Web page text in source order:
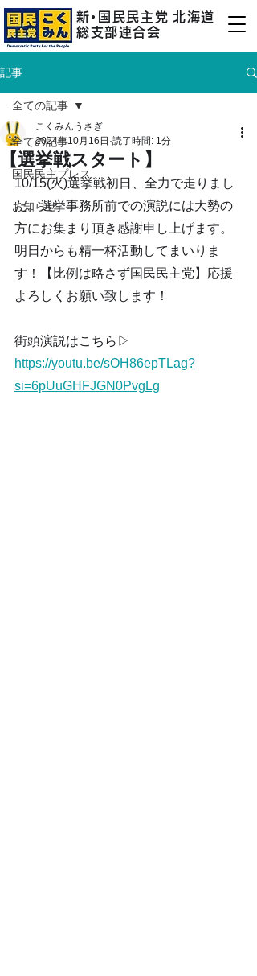
新・ 国民民主 党 北海道
総支部連合会
記事
全ての記事
国民民主プレス
お知らせ
全ての記事
【選挙戦スタート】
こくみんうさぎ
2024年10月16日 読了時間: 1分
10/15(火)選挙戦初日、全力で走りまし
た。選挙事務所前での演説には大勢の
方にお集まり頂き感謝申し上げます。
明日からも精一杯活動してまいりま
す！【比例は略さず国民民主党】応援
よろしくお願い致します！
街頭演説はこちら▷
https://youtu.be/sOH86epTLag?
si=6pUuGHFJGN0PvgLg